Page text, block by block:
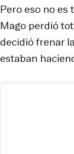
Pero eso no es
Mago perdió
decidió frenar
estaban